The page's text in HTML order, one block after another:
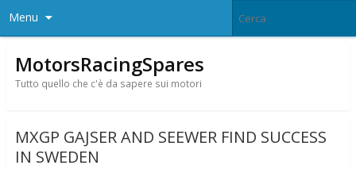
Menu
MotorsRacingSpares
Tutto quello che c'è da sapere sui motori
MXGP GAJSER AND SEEWER FIND SUCCESS
IN SWEDEN